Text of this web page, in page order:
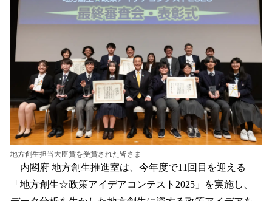
を
込
中
で
す
地方創生担当大臣賞を受賞された皆さま
内閣府 地方創生推進室は、今年度で11回目を迎える
「地方創生☆政策アイデアコンテスト2025」を実施し、